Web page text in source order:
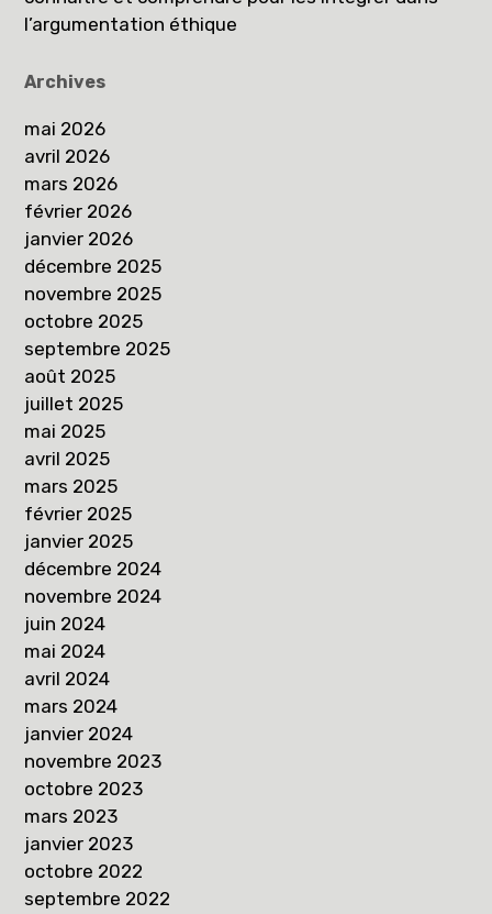
l’argumentation éthique
Archives
mai 2026
avril 2026
mars 2026
février 2026
janvier 2026
décembre 2025
novembre 2025
octobre 2025
septembre 2025
août 2025
juillet 2025
mai 2025
avril 2025
mars 2025
février 2025
janvier 2025
décembre 2024
novembre 2024
juin 2024
mai 2024
avril 2024
mars 2024
janvier 2024
novembre 2023
octobre 2023
mars 2023
janvier 2023
octobre 2022
septembre 2022